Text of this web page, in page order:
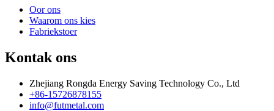
Oor ons
Waarom ons kies
Fabriekstoer
Kontak ons
Zhejiang Rongda Energy Saving Technology Co., Ltd
+86-15726878155
info@futmetal.com